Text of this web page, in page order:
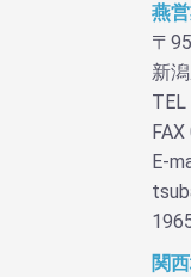
燕
〒
新
E-
関